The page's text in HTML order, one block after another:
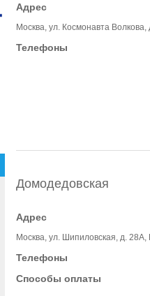
Адрес
Москва, ул. Космонавта
Телефоны
Домодедовская
Адрес
Москва, ул. Шипиловская, д.
Телефоны
Способы оплаты